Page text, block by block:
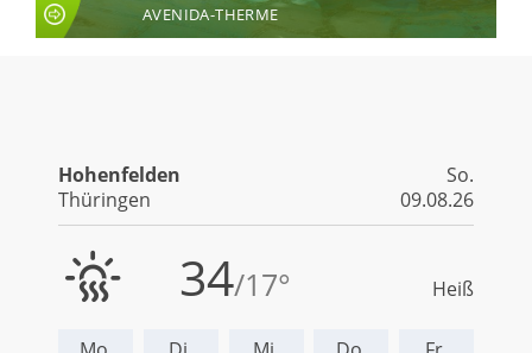
AVENIDA-THERME